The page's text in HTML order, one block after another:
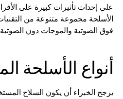
على إحداث تأثيرات كبيرة على
الأسلحة مجموعة متنوعة من
فوق الصوتية والموجات دون
أنواع الأسلحة
يرجح الخبراء أن يكون السلاح